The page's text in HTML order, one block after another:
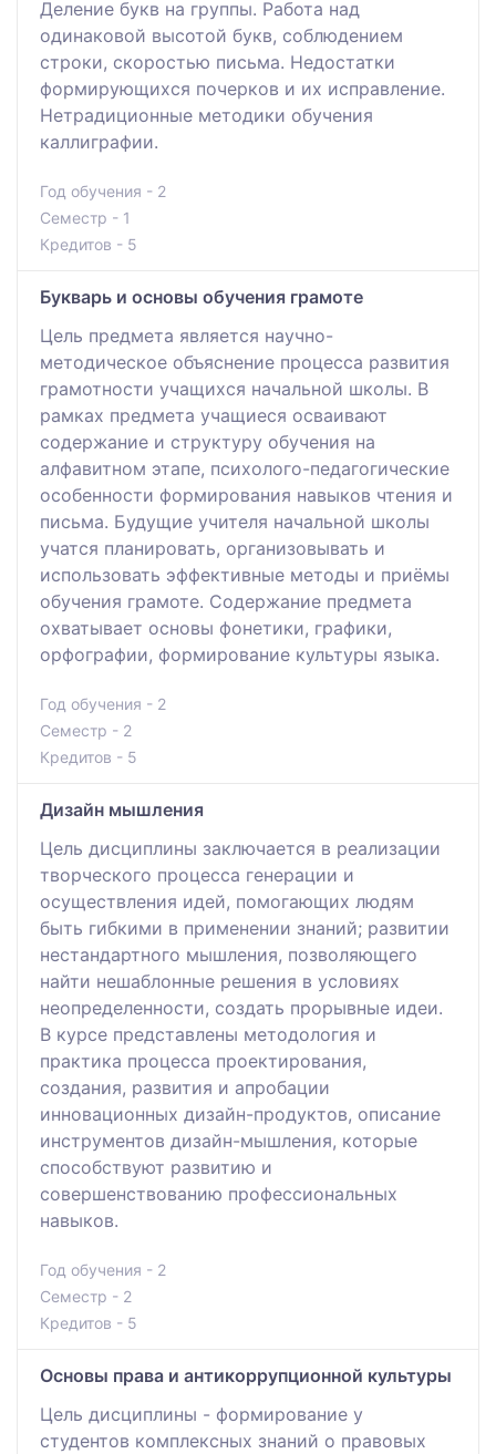
Деление букв на группы. Работа над
одинаковой высотой букв, соблюдением
строки, скоростью письма. Недостатки
формирующихся почерков и их исправление.
Нетрадиционные методики обучения
каллиграфии.
Год обучения - 2
Семестр - 1
Кредитов - 5
Букварь и основы обучения грамоте
Цель предмета является научно-
методическое объяснение процесса развития
грамотности учащихся начальной школы. В
рамках предмета учащиеся осваивают
содержание и структуру обучения на
алфавитном этапе, психолого-педагогические
особенности формирования навыков чтения и
письма. Будущие учителя начальной школы
учатся планировать, организовывать и
использовать эффективные методы и приёмы
обучения грамоте. Содержание предмета
охватывает основы фонетики, графики,
орфографии, формирование культуры языка.
Год обучения - 2
Семестр - 2
Кредитов - 5
Дизайн мышления
Цель дисциплины заключается в реализации
творческого процесса генерации и
осуществления идей, помогающих людям
быть гибкими в применении знаний; развитии
нестандартного мышления, позволяющего
найти нешаблонные решения в условиях
неопределенности, создать прорывные идеи.
В курсе представлены методология и
практика процесса проектирования,
создания, развития и апробации
инновационных дизайн-продуктов, описание
инструментов дизайн-мышления, которые
способствуют развитию и
совершенствованию профессиональных
навыков.
Год обучения - 2
Семестр - 2
Кредитов - 5
Основы права и антикоррупционной культуры
Цель дисциплины - формирование у
студентов комплексных знаний о правовых